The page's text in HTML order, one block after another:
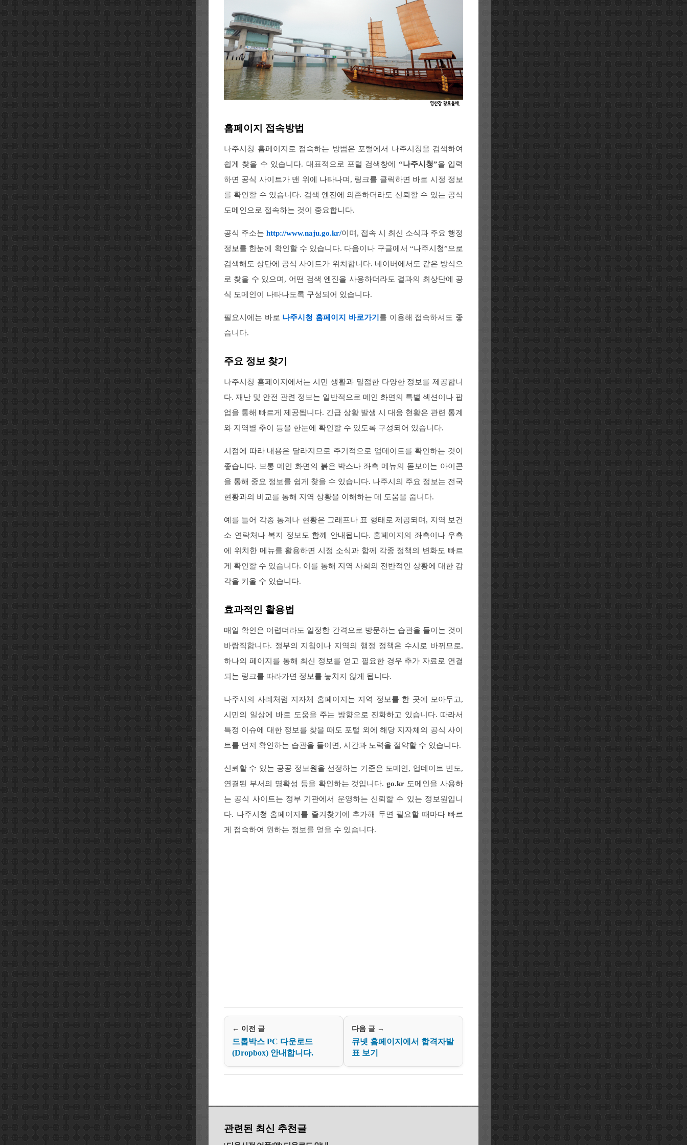
홈페이지 접속방법
나주시청 홈페이지로 접속하는 방법은 포털에서 나주시청을 검색하여
쉽게 찾을 수 있습니다. 대표적으로 포털 검색창에 “나주시청”을 입력
하면 공식 사이트가 맨 위에 나타나며, 링크를 클릭하면 바로 시정 정보
를 확인할 수 있습니다. 검색 엔진에 의존하더라도 신뢰할 수 있는 공식
도메인으로 접속하는 것이 중요합니다.
공식 주소는 http://www.naju.go.kr/이며, 접속 시 최신 소식과 주요 행정
정보를 한눈에 확인할 수 있습니다. 다음이나 구글에서 “나주시청”으로
검색해도 상단에 공식 사이트가 위치합니다. 네이버에서도 같은 방식으
로 찾을 수 있으며, 어떤 검색 엔진을 사용하더라도 결과의 최상단에 공
식 도메인이 나타나도록 구성되어 있습니다.
필요시에는 바로 나주시청 홈페이지 바로가기 를 이용해 접속하셔도 좋
습니다.
주요 정보 찾기
나주시청 홈페이지에서는 시민 생활과 밀접한 다양한 정보를 제공합니
다. 재난 및 안전 관련 정보는 일반적으로 메인 화면의 특별 섹션이나 팝
업을 통해 빠르게 제공됩니다. 긴급 상황 발생 시 대응 현황은 관련 통계
와 지역별 추이 등을 한눈에 확인할 수 있도록 구성되어 있습니다.
시점에 따라 내용은 달라지므로 주기적으로 업데이트를 확인하는 것이
좋습니다. 보통 메인 화면의 붉은 박스나 좌측 메뉴의 돋보이는 아이콘
을 통해 중요 정보를 쉽게 찾을 수 있습니다. 나주시의 주요 정보는 전국
현황과의 비교를 통해 지역 상황을 이해하는 데 도움을 줍니다.
예를 들어 각종 통계나 현황은 그래프나 표 형태로 제공되며, 지역 보건
소 연락처나 복지 정보도 함께 안내됩니다. 홈페이지의 좌측이나 우측
에 위치한 메뉴를 활용하면 시정 소식과 함께 각종 정책의 변화도 빠르
게 확인할 수 있습니다. 이를 통해 지역 사회의 전반적인 상황에 대한 감
각을 키울 수 있습니다.
효과적인 활용법
매일 확인은 어렵더라도 일정한 간격으로 방문하는 습관을 들이는 것이
바람직합니다. 정부의 지침이나 지역의 행정 정책은 수시로 바뀌므로,
하나의 페이지를 통해 최신 정보를 얻고 필요한 경우 추가 자료로 연결
되는 링크를 따라가면 정보를 놓치지 않게 됩니다.
나주시의 사례처럼 지자체 홈페이지는 지역 정보를 한 곳에 모아두고,
시민의 일상에 바로 도움을 주는 방향으로 진화하고 있습니다. 따라서
특정 이슈에 대한 정보를 찾을 때도 포털 외에 해당 지자체의 공식 사이
트를 먼저 확인하는 습관을 들이면, 시간과 노력을 절약할 수 있습니다.
신뢰할 수 있는 공공 정보원을 선정하는 기준은 도메인, 업데이트 빈도,
연결된 부서의 명확성 등을 확인하는 것입니다.go.kr 도메인을 사용하
는 공식 사이트는 정부 기관에서 운영하는 신뢰할 수 있는 정보원입니
다. 나주시청 홈페이지를 즐겨찾기에 추가해 두면 필요할 때마다 빠르
게 접속하여 원하는 정보를 얻을 수 있습니다.
← 이전 글
드롭박스 PC 다운로드
(Dropbox) 안내합니다.
다음 글 →
큐넷 홈페이지에서 합격자발
표 보기
관련된 최신 추천글